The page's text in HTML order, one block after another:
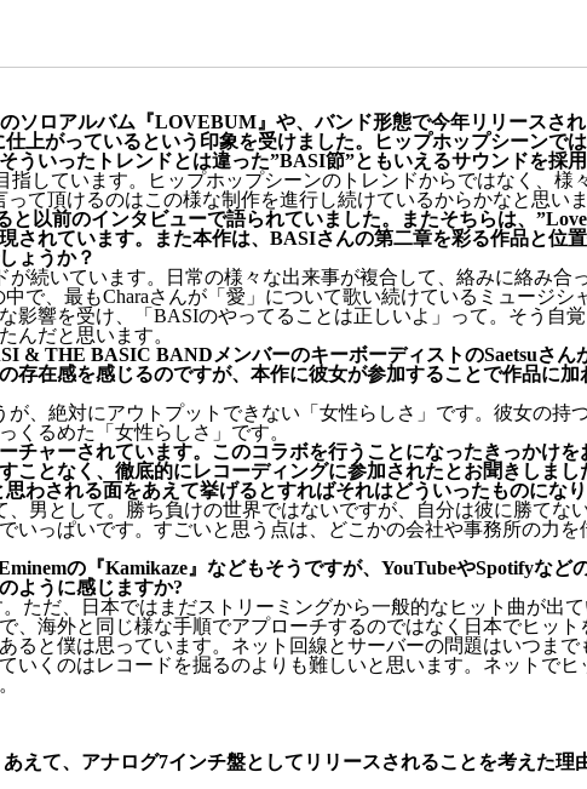
ソロアルバム『LOVEBUM』や、バンド形態で今年リリースさ
上がっているという印象を受けました。ヒップホップシーンで
いったトレンドとは違った”BASI節”ともいえるサウンドを採
指しています。ヒップホップシーンのトレンドからではなく、
て頂けるのはこの様な制作を進行し続けているからかなと思いま
以前のインタビューで語られていました。またそちらは、
されています。また本作は、BASIさんの第二章を彩る作品と位
ょうか？
続いています。日常の様々な出来事が複合して、絡みに絡み合
で、最もCharaさんが「愛」について歌い続けているミュージ
影響を受け、「BASIのやってることは正しいよ」って。そう自
んだと思います。
& THE BASIC BANDメンバーのキーボーディストのSaetsuさ
存在感を感じるのですが、本作に彼女が参加することで作品に
、絶対にアウトプットできない「女性らしさ」です。彼女の持
くるめた「女性らしさ」です。
ャーされています。このコラボを行うことになったきっかけ
ことなく、徹底的にレコーディングに参加されたとお聞きしま
わされる面をあえて挙げるとすればそれはどういったものにな
男として。勝ち負けの世界ではないですが、自分は彼に勝てな
いっぱいです。すごいと思う点は、どこかの会社や事務所の力
の『Kamikaze』などもそうですが、YouTubeやSpotifyな
ように感じますか?
ただ、日本ではまだストリーミングから一般的なヒット曲が出
、海外と同じ様な手順でアプローチするのではなく日本でヒッ
ると僕は思っています。ネット回線とサーバーの問題はいつま
いくのはレコードを掘るのよりも難しいと思います。ネットで
えて、アナログ7インチ盤としてリリースされることを考えた